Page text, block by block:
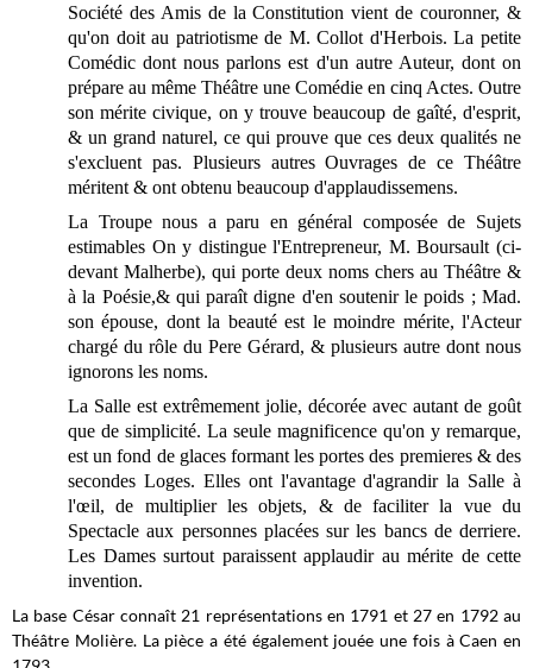
Société des Amis de la Constitution vient de couronner, &
qu'on doit au patriotisme de M. Collot d'Herbois. La petite
Comédic dont nous parlons est d'un autre Auteur, dont on
prépare au même Théâtre une Comédie en cinq Actes. Outre
son mérite civique, on y trouve beaucoup de gaîté, d'esprit,
& un grand naturel, ce qui prouve que ces deux qualités ne
s'excluent pas. Plusieurs autres Ouvrages de ce Théâtre
méritent & ont obtenu beaucoup d'applaudissemens.
La Troupe nous a paru en général composée de Sujets
estimables On y distingue l'Entrepreneur, M. Boursault (ci-
devant Malherbe), qui porte deux noms chers au Théâtre &
à la Poésie,& qui paraît digne d'en soutenir le poids ; Mad.
son épouse, dont la beauté est le moindre mérite, l'Acteur
chargé du rôle du Pere Gérard, & plusieurs autre dont nous
ignorons les noms.
La Salle est extrêmement jolie, décorée avec autant de goût
que de simplicité. La seule magnificence qu'on y remarque,
est un fond de glaces formant les portes des premieres & des
secondes Loges. Elles ont l'avantage d'agrandir la Salle à
l'œil, de multiplier les objets, & de faciliter la vue du
Spectacle aux personnes placées sur les bancs de derriere.
Les Dames surtout paraissent applaudir au mérite de cette
invention.
La base César connaît 21 représentations en 1791 et 27 en 1792 au
Théâtre Molière. La pièce a été également jouée une fois à Caen en